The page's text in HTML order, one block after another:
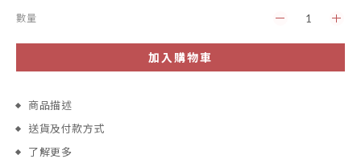
數量
加入購物車
商品描述
送貨及付款方式
了解更多